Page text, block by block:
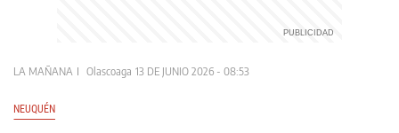
LA MAÑANA Olascoaga 13 DE JUNIO 2026 - 08:53
NEUQUÉN